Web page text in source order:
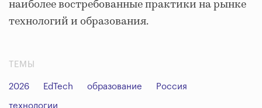
наиболее востребованные практики на рынке
технологий и образования.
ТЕМЫ
2026 EdTech образование Россия
технологии